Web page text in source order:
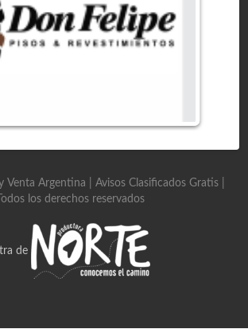
Venta Argentina | Avisos Clasificados Gratis
Todos los derechos reservados
de